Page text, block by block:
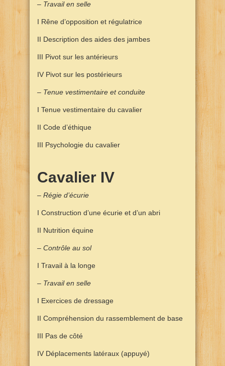
– Travail en selle
I Rêne d’opposition et régulatrice
II Description des aides des jambes
III Pivot sur les antérieurs
IV Pivot sur les postérieurs
– Tenue vestimentaire et conduite
I Tenue vestimentaire du cavalier
II Code d’éthique
III Psychologie du cavalier
Cavalier IV
– Régie d’écurie
I Construction d’une écurie et d’un abri
II Nutrition équine
– Contrôle au sol
I Travail à la longe
– Travail en selle
I Exercices de dressage
II Compréhension du rassemblement de base
III Pas de côté
IV Déplacements latéraux (appuyé)